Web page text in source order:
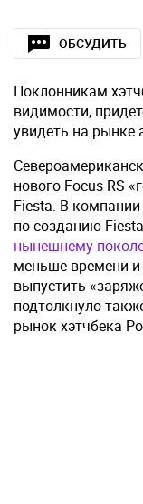
ОБСУДИТЬ
Поклонникам
видимости,
увидеть на рынке
нового Focus RS
Fiesta. В компании
по созданию
нынешнему
меньше времени
выпустить
подтолкнуло
рынок хэтчбека